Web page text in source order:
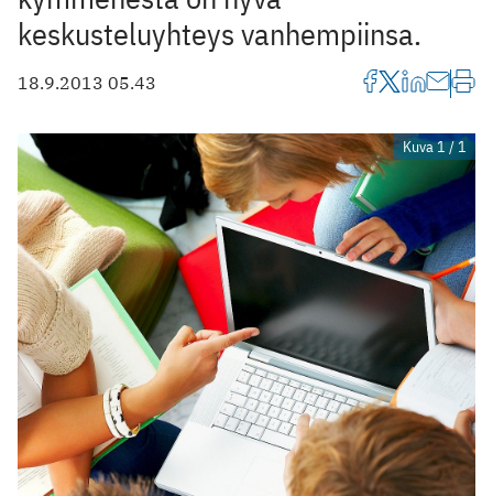
keskusteluyhteys vanhempiinsa.
18.9.2013 05.43
Kuva 1 / 1